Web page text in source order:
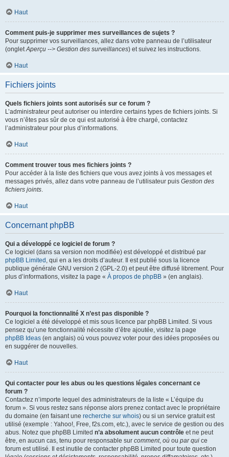
Haut
Comment puis-je supprimer mes surveillances de sujets ?
Pour supprimer vos surveillances, allez dans votre panneau de l’utilisateur
(ongletAperçu --> Gestion des surveillances) et suivez les instructions.
Haut
Fichiers joints
Quels fichiers joints sont autorisés sur ce forum ?
L’administrateur peut autoriser ou interdire certains types de fichiers joints. Si
vous n’êtes pas sûr de ce qui est autorisé à être chargé, contactez
l’administrateur pour plus d’informations.
Haut
Comment trouver tous mes fichiers joints ?
Pour accéder à la liste des fichiers que vous avez joints à vos messages et
messages privés, allez dans votre panneau de l’utilisateur puis Gestion des
fichiers joints.
Haut
Concernant phpBB
Qui a développé ce logiciel de forum ?
Ce logiciel (dans sa version non modifiée) est développé et distribué par
phpBB Limited , qui en a les droits d’auteur. Il est publié sous la licence
publique générale GNU version 2 (GPL-2.0) et peut être diffusé librement. Pour
plus d’informations, visitez la page « À propos de phpBB » (en anglais).
Haut
Pourquoi la fonctionnalité X n’est pas disponible ?
Ce logiciel a été développé et mis sous licence par phpBB Limited. Si vous
pensez qu’une fonctionnalité nécessite d’être ajoutée, visitez la page
phpBB Ideas (en anglais) où vous pouvez voter pour des idées proposées ou
en suggérer de nouvelles.
Haut
Qui contacter pour les abus ou les questions légales concernant ce
forum ?
Contactez n’importe lequel des administrateurs de la liste « L’équipe du
forum ». Si vous restez sans réponse alors prenez contact avec le propriétaire
du domaine (en faisant une recherche sur whois) ou si un service gratuit est
utilisé (exemple : Yahoo!, Free, f2s.com, etc.), avec le service de gestion ou des
abus. Notez que phpBB Limited n’a absolument aucun contrôle et ne peut
être, en aucun cas, tenu pour responsable sur comment, où ou par qui ce
forum est utilisé. Il est inutile de contacter phpBB Limited pour toute question